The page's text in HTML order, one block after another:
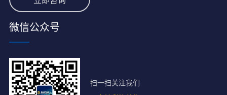
微信公众号
扫一扫关注我们